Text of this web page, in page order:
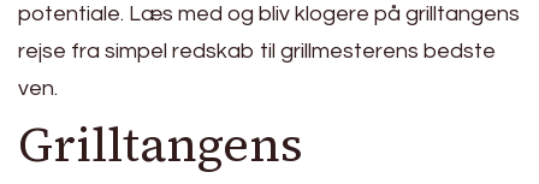
potentiale. Læs med og bliv klogere på grilltangens
rejse fra simpel redskab til grillmesterens bedste
ven.
Grilltangens